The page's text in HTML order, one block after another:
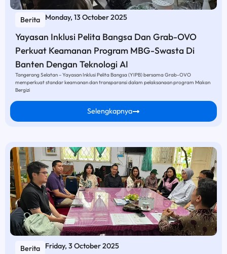
Berita Monday, 13 October 2025
Yayasan Inklusi Pelita Bangsa Dan Grab-OVO
Perkuat Keamanan Program MBG-Swasta Di
Banten Dengan Teknologi AI
Tangerang Selatan – Yayasan Inklusi Pelita Bangsa (YIPB) bersama Grab-OVO
memperkuat standar keamanan dan transparansi dalam pelaksanaan program Makan
Bergizi
Selengkapnya
Berita Friday, 3 October 2025